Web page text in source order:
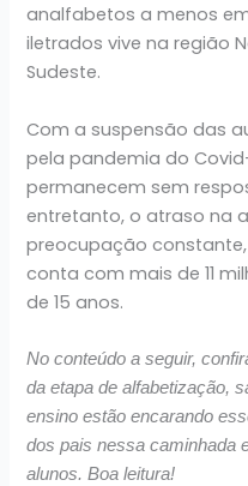
analfabetos a menos
iletrados vive na região
Sudeste.
Com a suspensão das
pela pandemia do
permanecem sem
entretanto, o atraso na
preocupação constante,
conta com mais de 11
de 15 anos.
No conteúdo a seguir,
da etapa de alfabetização,
ensino estão encarando
dos pais nessa caminhada
alunos. Boa leitura!